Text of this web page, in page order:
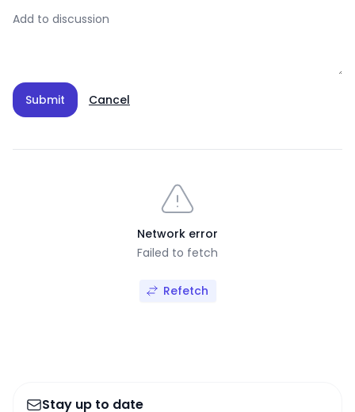
Submit Cancel
Network error
Failed to fetch
Refetch
Stay up to date